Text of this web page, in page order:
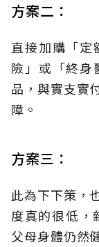
方案二：
直接加購「定
險」或「終身
品，與實支實
障。
方案三：
此為下下策，
度真的很低，
父母身體仍然